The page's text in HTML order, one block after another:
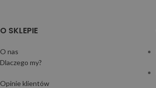
O SKLEPIE
O nas
Dlaczego my?
Opinie klientów